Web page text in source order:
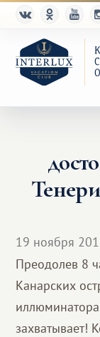
Клуб
19 ноября
Преодолев 8
Канарских
иллюминатора
захватывает!